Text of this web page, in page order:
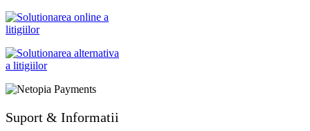
Suport & Informatii